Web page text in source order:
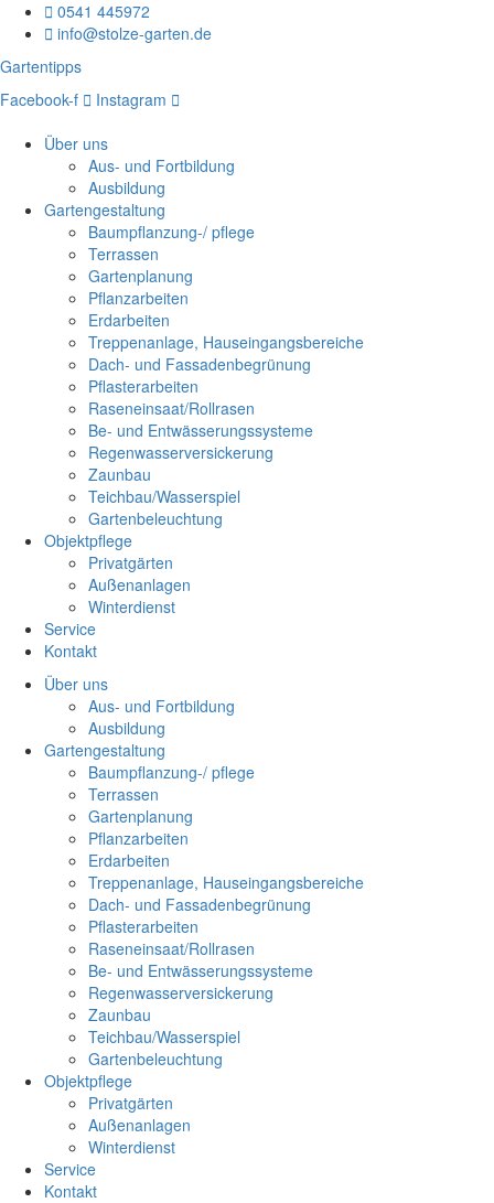
0541 445972
info@stolze-garten.de
Gartentipps
Facebook-f
Instagram
Über uns
Aus- und Fortbildung
Ausbildung
Gartengestaltung
Baumpflanzung-/ pflege
Terrassen
Gartenplanung
Pflanzarbeiten
Erdarbeiten
Treppenanlage, Hauseingangsbereiche
Dach- und Fassadenbegrünung
Pflasterarbeiten
Raseneinsaat/Rollrasen
Be- und Entwässerungssysteme
Regenwasserversickerung
Zaunbau
Teichbau/Wasserspiel
Gartenbeleuchtung
Objektpflege
Privatgärten
Außenanlagen
Winterdienst
Service
Kontakt
Über uns
Aus- und Fortbildung
Ausbildung
Gartengestaltung
Baumpflanzung-/ pflege
Terrassen
Gartenplanung
Pflanzarbeiten
Erdarbeiten
Treppenanlage, Hauseingangsbereiche
Dach- und Fassadenbegrünung
Pflasterarbeiten
Raseneinsaat/Rollrasen
Be- und Entwässerungssysteme
Regenwasserversickerung
Zaunbau
Teichbau/Wasserspiel
Gartenbeleuchtung
Objektpflege
Privatgärten
Außenanlagen
Winterdienst
Service
Kontakt